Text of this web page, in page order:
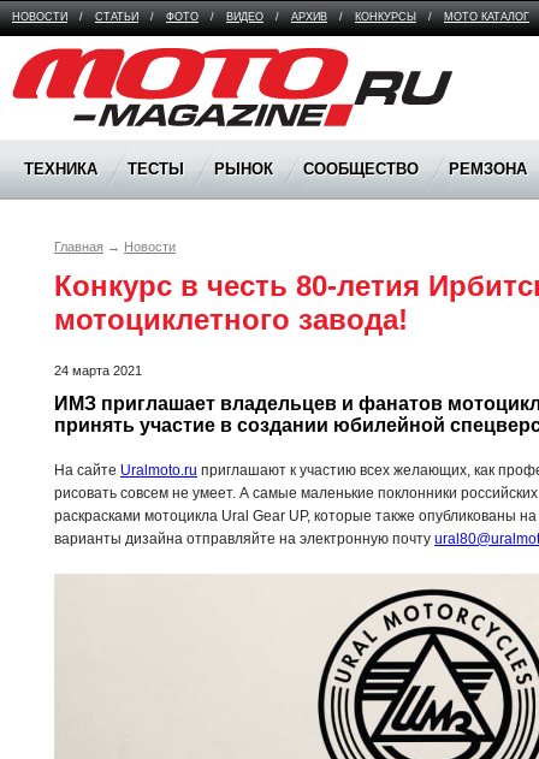
НОВОСТИ / СТАТЬИ / ФОТО / ВИДЕО / АРХИВ / КОНКУРСЫ / МОТО КАТАЛОГ
Moto Magazine
ТЕХНИКА ТЕСТЫ РЫНОК СООБЩЕСТВО РЕМЗОНА
Главная → Новости
Конкурс в честь 80-летия
мотоциклетного завода!
24 марта 2021
ИМЗ приглашает владельцев и фанатов
принять участие в создании юбилейной
На сайте Uralmoto.ru приглашают к участию всех желающих, как
рисовать совсем не умеет. А самые маленькие поклонники
раскрасками мотоцикла Ural Gear UP, которые также опубликованы
варианты дизайна отправляйте на электронную почту